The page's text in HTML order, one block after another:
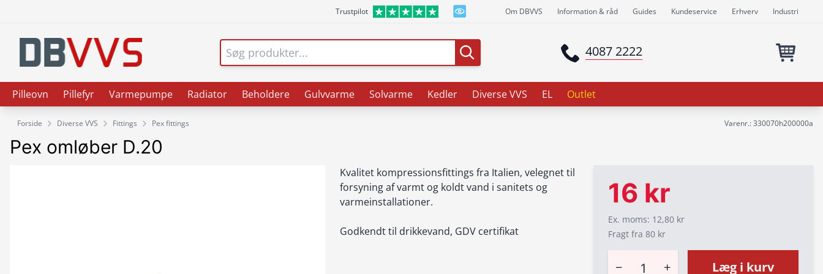
Trustpilot Om DBVVS Information & råd Guides Kundeservice Erhverv Industri
4087 2222
Pilleovn Pillefyr Varmepumpe Radiator Beholdere Gulvvarme Solvarme Kedler Diverse VVS EL Outlet
Forside Diverse VVS Fittings Pex fittings Varenr.: 330070h200000a
Pex omløber D.20
Kvalitet kompressionsfittings fra Italien, velegnet til
forsyning af varmt og koldt vand i sanitets og
varmeinstallationer.
Godkendt til drikkevand, GDV certifikat
16 kr
Ex. moms: 12,80 kr
Fragt fra 80 kr
− + Læg i kurv